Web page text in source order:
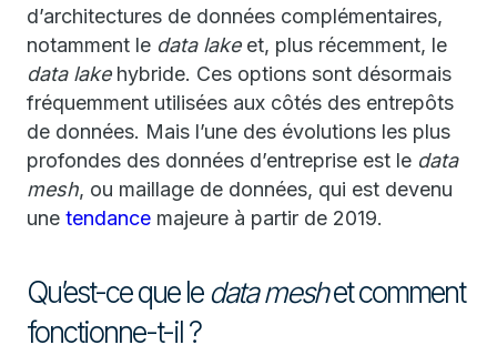
d’architectures de données complémentaires,
notamment le data lakeet, plus récemment, le
data lakehybride. Ces options sont désormais
fréquemment utilisées aux côtés des entrepôts
de données. Mais l’une des évolutions les plus
profondes des données d’entreprise est le data
mesh, ou maillage de données, qui est devenu
une tendance majeure à partir de 2019.
Qu’est-ce que ledata meshet comment
fonctionne-t-il ?